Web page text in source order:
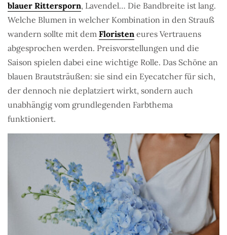
blauer Rittersporn, Lavendel… Die Bandbreite ist lang.
Welche Blumen in welcher Kombination in den Strauß
wandern sollte mit dem Floristen eures Vertrauens
abgesprochen werden. Preisvorstellungen und die
Saison spielen dabei eine wichtige Rolle. Das Schöne an
blauen Brautsträußen: sie sind ein Eyecatcher für sich,
der dennoch nie deplatziert wirkt, sondern auch
unabhängig vom grundlegenden Farbthema
funktioniert.